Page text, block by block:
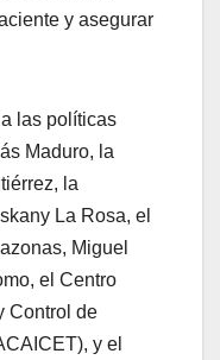
y asegurar
las políticas
Maduro, la
la
La Rosa, el
Miguel
el Centro
Control de
y el